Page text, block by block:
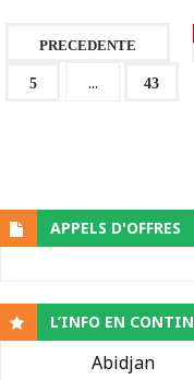
PRECEDENTE
5 ... 43
APPELS D'OFFRES
L’INFO EN
Abidjan